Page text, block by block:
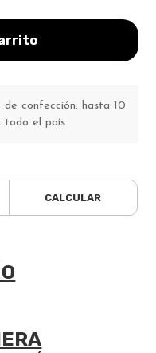
de confección: hasta 10
todo el país.
CALCULAR